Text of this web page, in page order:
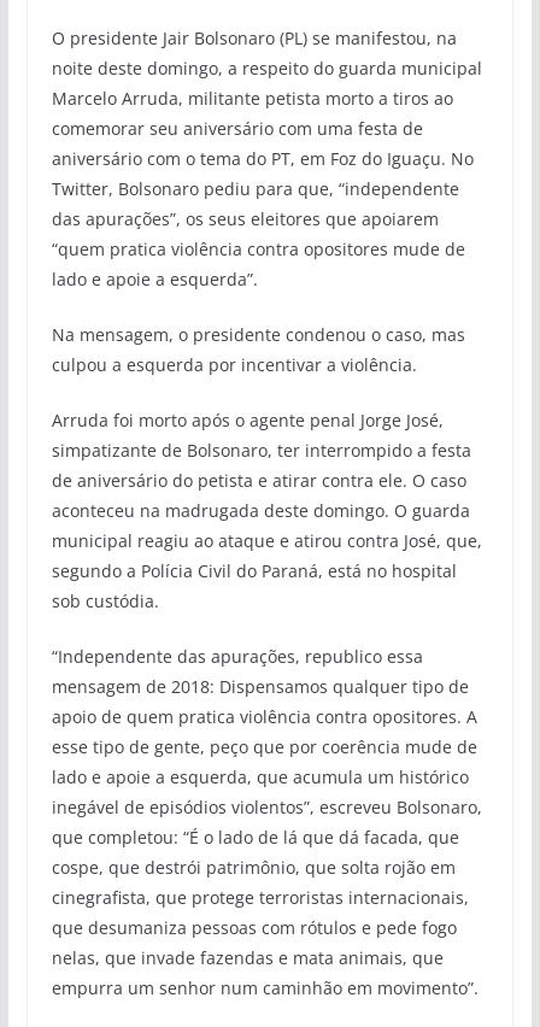
O presidente Jair Bolsonaro (PL) se manifestou, na
noite deste domingo, a respeito do guarda municipal
Marcelo Arruda, militante petista morto a tiros ao
comemorar seu aniversário com uma festa de
aniversário com o tema do PT, em Foz do Iguaçu. No
Twitter, Bolsonaro pediu para que, “independente
das apurações”, os seus eleitores que apoiarem
“quem pratica violência contra opositores mude de
lado e apoie a esquerda”.
Na mensagem, o presidente condenou o caso, mas
culpou a esquerda por incentivar a violência.
Arruda foi morto após o agente penal Jorge José,
simpatizante de Bolsonaro, ter interrompido a festa
de aniversário do petista e atirar contra ele. O caso
aconteceu na madrugada deste domingo. O guarda
municipal reagiu ao ataque e atirou contra José, que,
segundo a Polícia Civil do Paraná, está no hospital
sob custódia.
“Independente das apurações, republico essa
mensagem de 2018: Dispensamos qualquer tipo de
apoio de quem pratica violência contra opositores. A
esse tipo de gente, peço que por coerência mude de
lado e apoie a esquerda, que acumula um histórico
inegável de episódios violentos”, escreveu Bolsonaro,
que completou: “É o lado de lá que dá facada, que
cospe, que destrói patrimônio, que solta rojão em
cinegrafista, que protege terroristas internacionais,
que desumaniza pessoas com rótulos e pede fogo
nelas, que invade fazendas e mata animais, que
empurra um senhor num caminhão em movimento”.